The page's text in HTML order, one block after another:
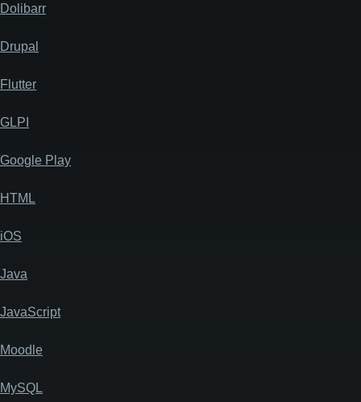
Dolibarr
Drupal
Flutter
GLPI
Google Play
HTML
iOS
Java
JavaScript
Moodle
MySQL